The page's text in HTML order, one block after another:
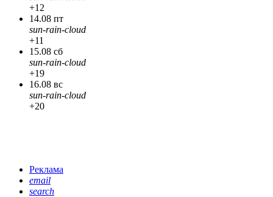
+12
14.08 пт
sun-rain-cloud
+11
15.08 сб
sun-rain-cloud
+19
16.08 вс
sun-rain-cloud
+20
Реклама
email
search